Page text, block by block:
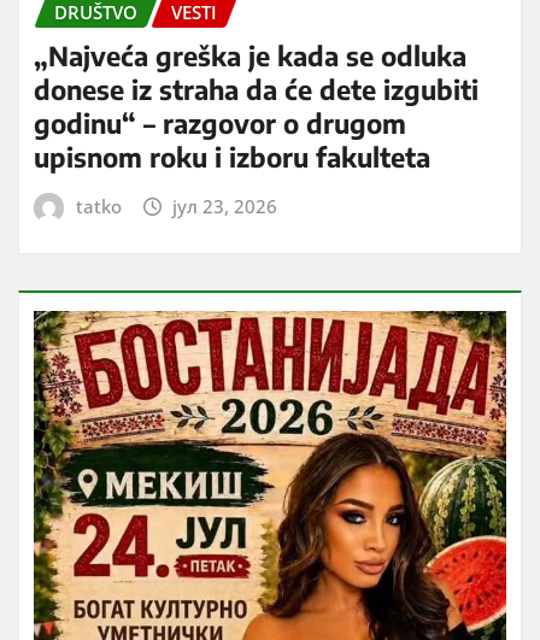
DRUŠTVO VESTI
„Najveća greška je kada se odluka
donese iz straha da će dete izgubiti
godinu“ – razgovor o drugom
upisnom roku i izboru fakulteta
tatko јул 23, 2026